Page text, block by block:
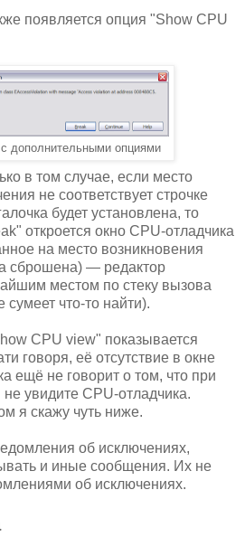
появляется опция "Show CPU
дополнительными опциями
в том случае, если место
не соответствует строчке
будет установлена, то
откроется окно CPU-отладчика
на место возникновения
сброшена) — редактор
местом по стеку вызова
что-то найти).
CPU view" показывается
говоря, её отсутствие в окне
ещё не говорит о том, что при
увидите CPU-отладчика.
я скажу чуть ниже.
об исключениях,
и иные сообщения. Их не
об исключениях.